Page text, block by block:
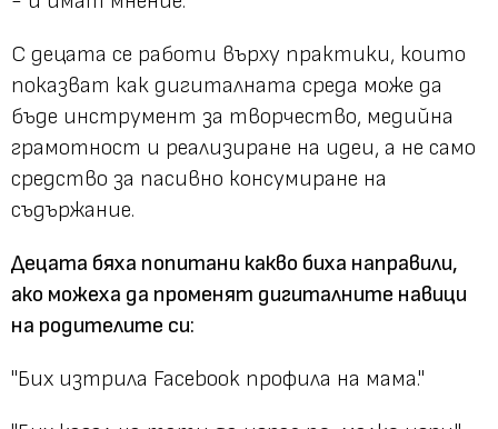
С децата се работи върху практики, които
показват как дигиталната среда може да
бъде инструмент за творчество, медийна
грамотност и реализиране на идеи, а не само
средство за пасивно консумиране на
съдържание.
Децата бяха попитани какво биха направили,
ако можеха да променят дигиталните навици
на родителите си:
"Бих изтрила Facebook профила на мама."